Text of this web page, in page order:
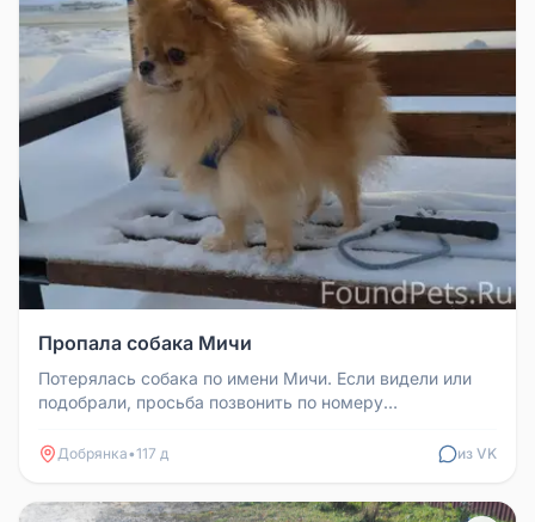
Пропала собака Мичи
Потерялась собака по имени Мичи. Если видели или
подобрали, просьба позвонить по номеру
Добрянка•117 д из VK